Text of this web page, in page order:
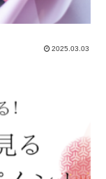
2025.03.03